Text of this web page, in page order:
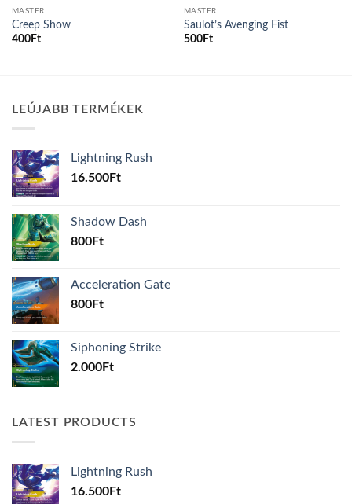
MASTER
Creep Show
400Ft
MASTER
Saulot’s Avenging Fist
500Ft
LEÚJABB TERMÉKEK
Lightning Rush
16.500Ft
Shadow Dash
800Ft
Acceleration Gate
800Ft
Siphoning Strike
2.000Ft
LATEST PRODUCTS
Lightning Rush
16.500Ft